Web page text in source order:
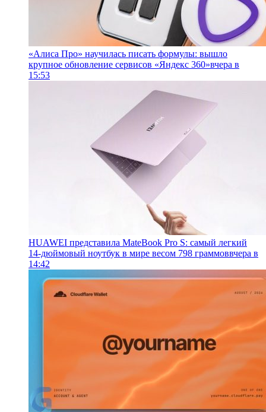
«Алиса Про» научилась писать формулы: вышло
крупное обновление сервисов «Яндекс 360»вчера в
15:53
HUAWEI представила MateBook Pro S: самый легкий
14-дюймовый ноутбук в мире весом 798 граммоввчера в
14:42